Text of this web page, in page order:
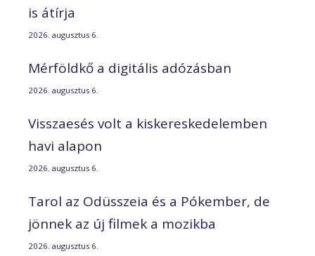
is átírja
2026. augusztus 6.
Mérföldkő a digitális adózásban
2026. augusztus 6.
Visszaesés volt a kiskereskedelemben
havi alapon
2026. augusztus 6.
Tarol az Odüsszeia és a Pókember, de
jönnek az új filmek a mozikba
2026. augusztus 6.